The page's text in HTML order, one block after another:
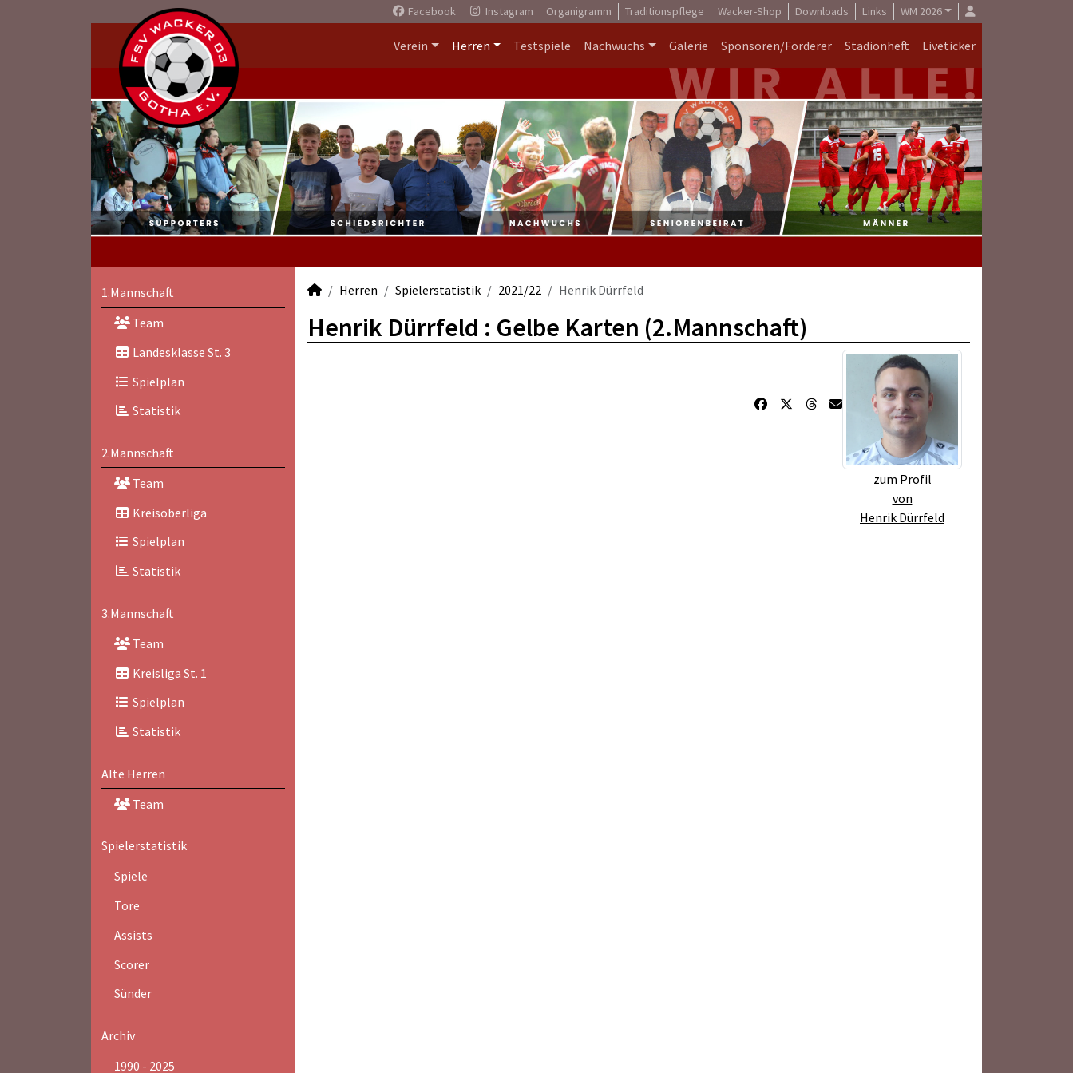
Facebook Instagram Organigramm Traditionspflege Wacker-Shop Downloads Links WM 2026
Verein Herren Testspiele Nachwuchs Galerie Sponsoren/Förderer Stadionheft Liveticker
1.Mannschaft
Team
Landesklasse St. 3
Spielplan
Statistik
2.Mannschaft
Team
Kreisoberliga
Spielplan
Statistik
3.Mannschaft
Team
Kreisliga St. 1
Spielplan
Statistik
Alte Herren
Team
Spielerstatistik
Spiele
Tore
Assists
Scorer
Sünder
Archiv
1990 - 2025
Herren Spielerstatistik 2021/22 Henrik Dürrfeld
Henrik Dürrfeld : Gelbe Karten (2.Mannschaft)
zum Profil
von
Henrik Dürrfeld